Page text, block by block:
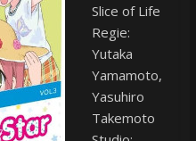
Slice of Life
Regie:
Yutaka
Yamamoto,
Yasuhiro
Takemoto